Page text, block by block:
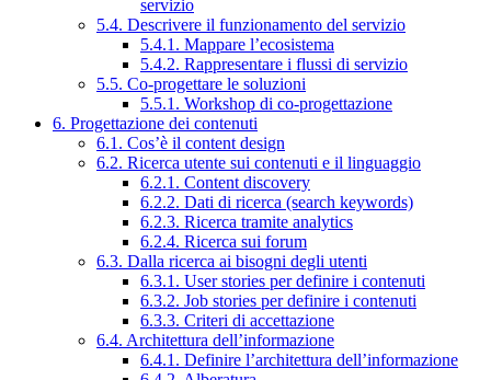
servizio
5.4. Descrivere il funzionamento del servizio
5.4.1. Mappare l’ecosistema
5.4.2. Rappresentare i flussi di servizio
5.5. Co-progettare le soluzioni
5.5.1. Workshop di co-progettazione
6. Progettazione dei contenuti
6.1. Cos’è il content design
6.2. Ricerca utente sui contenuti e il linguaggio
6.2.1. Content discovery
6.2.2. Dati di ricerca (search keywords)
6.2.3. Ricerca tramite analytics
6.2.4. Ricerca sui forum
6.3. Dalla ricerca ai bisogni degli utenti
6.3.1. User stories per definire i contenuti
6.3.2. Job stories per definire i contenuti
6.3.3. Criteri di accettazione
6.4. Architettura dell’informazione
6.4.1. Definire l’architettura dell’informazione